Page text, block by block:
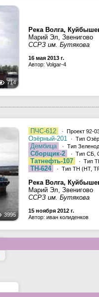
714
Река Волга,
Марий Эл, Звенигово
ССРЗ им. Бутякова
16 мая 2013 г.
Автор: Volgar-4
3995
ПЧС-612 · Проект 92-
Озёрный-201 · Тип
Дембица · Тип
Сборщик-2 · Тип СБ,
Татнефть-107 · Тип
ТН-624 · Тип ТН (НТ,
Река Волга,
Марий Эл, Звенигово
ССРЗ им. Бутякова
15 ноября 2012 г.
Автор: иван колиденков